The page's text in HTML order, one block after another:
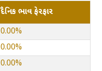
દૈનિક ભાવ ફેરફાર
0.00%
0.00%
0.00%